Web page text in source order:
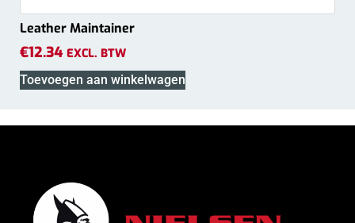
Leather Maintainer
€12.34 EXCL. BTW
Toevoegen aan winkelwagen